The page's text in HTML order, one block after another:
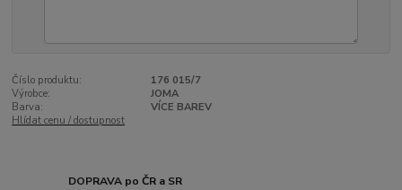
Číslo produktu:
176 015/7
Výrobce:
JOMA
Barva:
VÍCE BAREV
Hlídat cenu / dostupnost
DOPRAVA po ČR a SR